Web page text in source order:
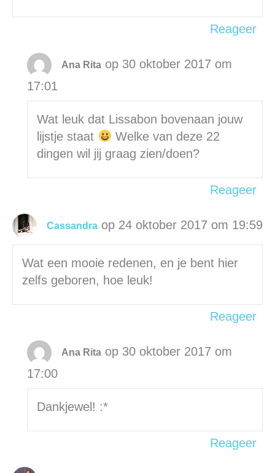
Reageer
Ana Rita op 30 oktober 2017 om
17:01
Wat leuk dat Lissabon bovenaan jouw
lijstje staat
Welke van deze 22
dingen wil jij graag zien/doen?
Reageer
Cassandra op 24 oktober 2017 om 19:59
Wat een mooie redenen, en je bent hier
zelfs geboren, hoe leuk!
Reageer
Ana Rita op 30 oktober 2017 om
17:00
Dankjewel! :*
Reageer